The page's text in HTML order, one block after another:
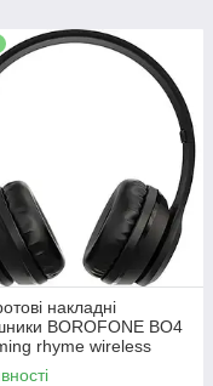
накладні
BOROFONE BO4
rhyme wireless
Чорний